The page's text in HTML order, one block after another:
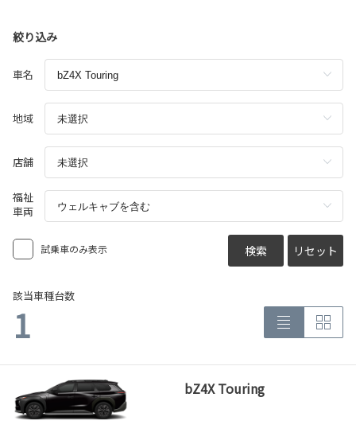
絞り込み
車名
地域
店舗
福祉
車両
試乗車のみ表示 検索 リセット
該当車種台数
1
bZ4X Touring